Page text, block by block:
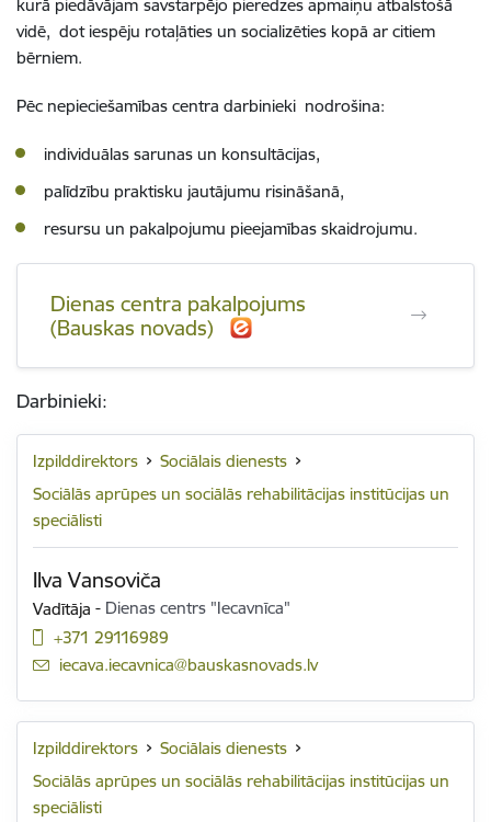
kurā piedāvājam savstarpējo pieredzes apmaiņu atbalstošā
vidē, dot iespēju rotaļāties un socializēties kopā ar citiem
bērniem.
Pēc nepieciešamības centra darbinieki nodrošina:
individuālas sarunas un konsultācijas,
palīdzību praktisku jautājumu risināšanā,
resursu un pakalpojumu pieejamības skaidrojumu.
Dienas centra pakalpojums
(Bauskas novads)
Darbinieki:
Izpilddirektors
Sociālais dienests
Sociālās aprūpes un sociālās rehabilitācijas institūcijas un
speciālisti
Ilva Vansoviča
Vadītāja - Dienas centrs "Iecavnīca"
+371 29116989
E-pasts:
iecava.iecavnica@bauskasnovads.lv
Izpilddirektors
Sociālais dienests
Sociālās aprūpes un sociālās rehabilitācijas institūcijas un
speciālisti